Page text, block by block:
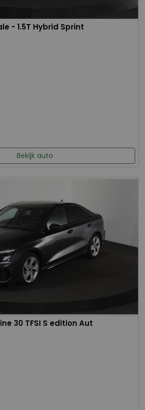
- 1.5T Hybrid Sprint
Bekijk auto
30 TFSI S edition Aut